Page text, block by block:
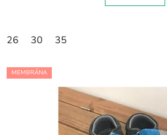
26 30 35
MEMBRÁNA